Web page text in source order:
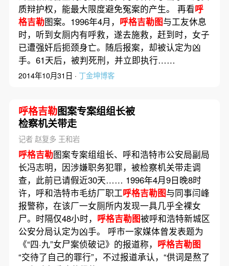
质辩护权，能最大限度避免冤案的产生。 再看呼
格吉勒图案。1996年4月， 呼格吉勒图与工友休息
时，听到女厕内有呼救，遂去施救，赶到时，女子
已遭强奸后扼颈身亡。随后报案，却被认定为凶
手。61天后，被判死刑，并立即执行……
2014年10月31日 · 丁金坤博客
呼格吉勒图案专案组组长被
检察机关带走
记者 赵复多 王和岩
呼格吉勒图案专案组组长、呼和浩特市公安局副局
长冯志明，因涉嫌职务犯罪，被检察机关带走调
查，此前已请假近30天…… 1996年4月9日晚8时
许，呼和浩特市毛纺厂职工呼格吉勒图与同事闫峰
报警称，在该厂一女厕所内发现一具几乎全裸女
尸。时隔仅48小时， 呼格吉勒图被呼和浩特新城区
公安分局认定为凶手。 呼市一家媒体曾发表题为
《“四·九”女尸案侦破记》的报道称， 呼格吉勒图
“交待了自己的罪行”，不过报道承认，“供词是熬了